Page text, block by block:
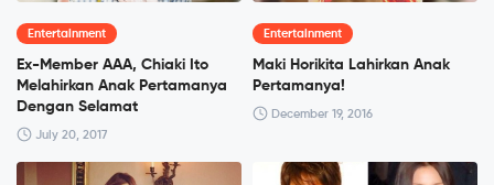
Entertainment
Ex-Member AAA, Chiaki Ito
Melahirkan Anak Pertamanya
Dengan Selamat
July 20, 2017
Entertainment
Maki Horikita Lahirkan Anak
Pertamanya!
December 19, 2016